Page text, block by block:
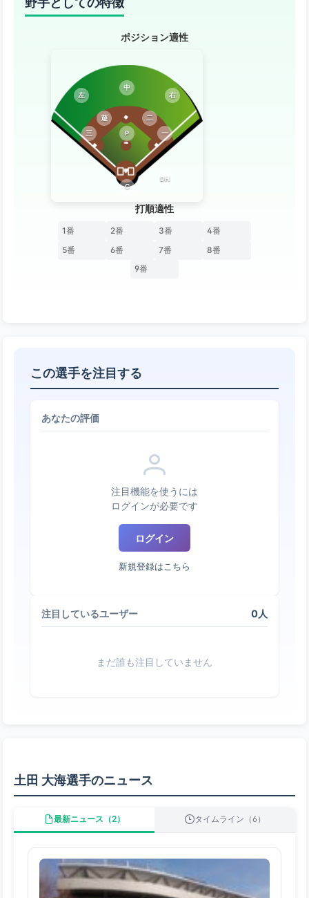
ポジション適性
P
C
一
二
三
遊
左
中
右
DH
打順適性
1番 2番 3番
4番
5番
6番 7番
8番
9番
この選手を注目する
あなたの評価
注目機能を使うには
ログインが必要です
ログイン
新規登録はこちら
注目しているユーザー 0人
まだ誰も注目していません
土田 大海選手のニュース
最新ニュース（2） タイムライン（6）